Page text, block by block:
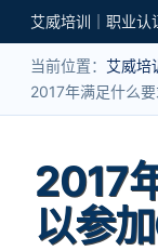
当前位置： 艾威培
2017年满足什么
2017
以参